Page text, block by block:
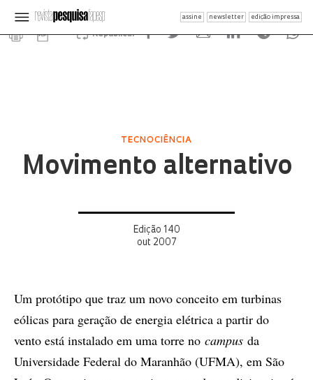
assine newsletter edição impressa
Republicar
TECNOCIÊNCIA
Movimento alternativo
Edição 140
out 2007
Um protótipo que traz um novo conceito em turbinas
eólicas para geração de energia elétrica a partir do
vento está instalado em uma torre no campus da
Universidade Federal do Maranhão (UFMA), em São